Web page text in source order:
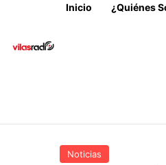
Inicio ¿Quiénes
Noticias